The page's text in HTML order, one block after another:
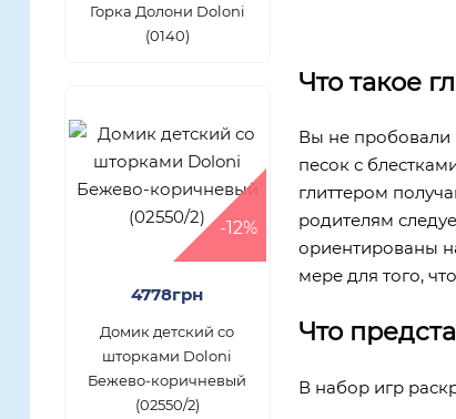
Горка Долони Doloni
(0140)
-12%
4778грн
Домик детский со
шторками Doloni
Бежево-коричневый
(02550/2)
Что такое
Вы не пробовали
песок с
глиттером
родителям
ориентированы
мере для того,
Что
В набор игр